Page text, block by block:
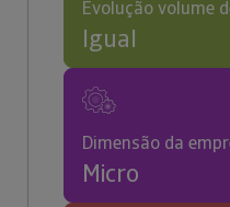
Evolução volume
Igual
Dimensão da
Micro